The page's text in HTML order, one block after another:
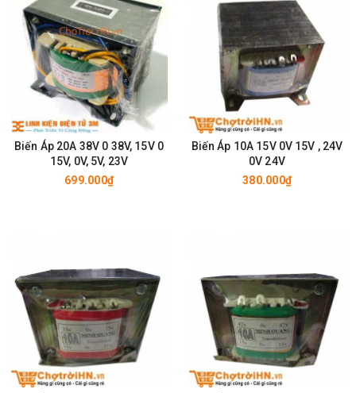
Biến Áp 20A 38V 0 38V, 15V 0
15V, 0V, 5V, 23V
699.000₫
Biến Áp 10A 15V 0V 15V , 24V
0V 24V
380.000₫